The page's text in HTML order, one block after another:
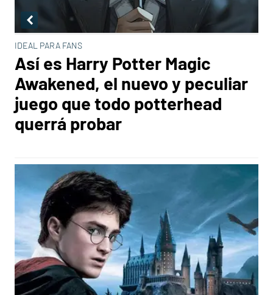
IDEAL PARA FANS
Así es Harry Potter Magic
Awakened, el nuevo y peculiar
juego que todo potterhead
querrá probar